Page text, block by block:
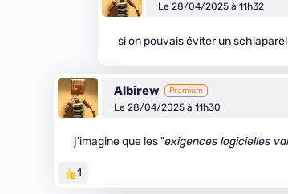
Le 28/04/2025 à 11h32
si on pouvais éviter un
Albirew Premium
Le 28/04/2025 à 11h30
j'imagine que les "exigences logicielles
1